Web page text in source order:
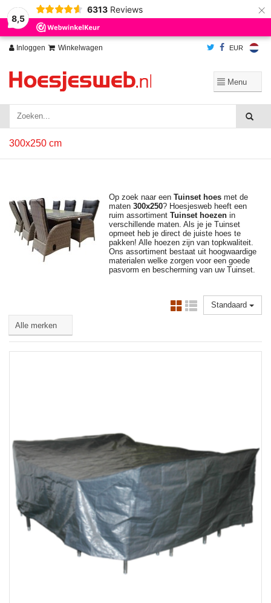
8,5
6313 Reviews ×
Inloggen Winkelwagen EUR
300x250 cm
Op zoek naar een Tuinset hoes met de
maten 300x250? Hoesjesweb heeft een
ruim assortiment Tuinset hoezen in
verschillende maten. Als je je Tuinset
opmeet heb je direct de juiste hoes te
pakken! Alle hoezen zijn van topkwaliteit.
Ons assortiment bestaat uit hoogwaardige
materialen welke zorgen voor een goede
pasvorm en bescherming van uw Tuinset.
Standaard
Wij slaan cookies op om onze website te verbeteren. Is dat akkoord?
Ja
Nee